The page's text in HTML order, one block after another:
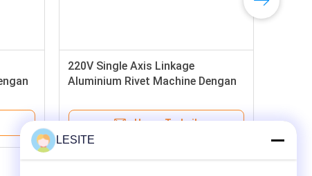
220V Single Axis Linkage
Aluminium Rivet Machine Dengan
Harga Terbaik
LESITE